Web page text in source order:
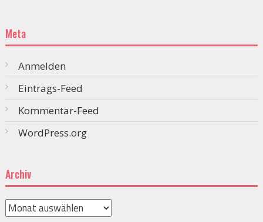
Meta
Anmelden
Eintrags-Feed
Kommentar-Feed
WordPress.org
Archiv
Archiv